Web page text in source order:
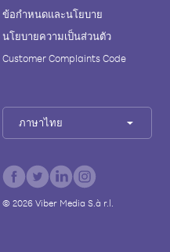
ข้อกำหนดและนโยบาย
นโยบายความเป็นส่วนตัว
Customer Complaints Code
ภาษาไทย
© 2026Viber Media S.à r.l.